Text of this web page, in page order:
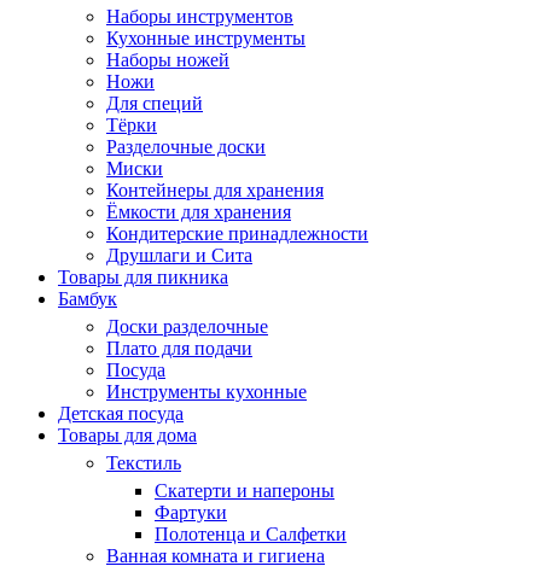
Наборы инструментов
Кухонные инструменты
Наборы ножей
Ножи
Для специй
Тёрки
Разделочные доски
Миски
Контейнеры для хранения
Ёмкости для хранения
Кондитерские принадлежности
Друшлаги и Сита
Товары для пикника
Бамбук
Доски разделочные
Плато для подачи
Посуда
Инструменты кухонные
Детская посуда
Товары для дома
Текстиль
Скатерти и напероны
Фартуки
Полотенца и Салфетки
Ванная комната и гигиена